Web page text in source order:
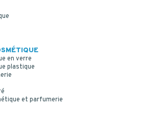
en verre
plastique
et parfumerie